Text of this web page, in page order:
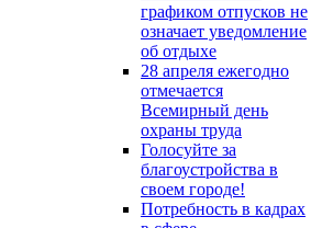
графиком отпусков не
означает уведомление
об отдыхе
28 апреля ежегодно
отмечается
Всемирный день
охраны труда
Голосуйте за
благоустройства в
своем городе!
Потребность в кадрах